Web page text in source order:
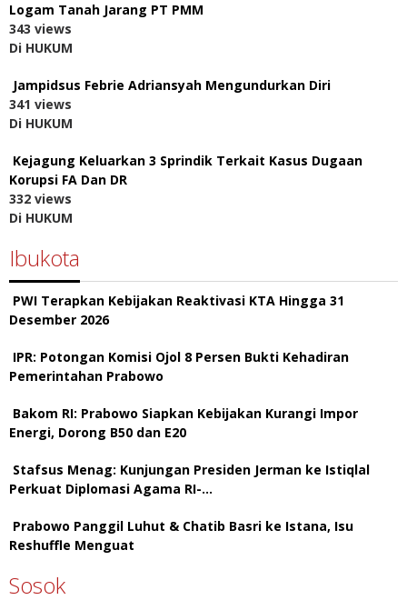
Logam Tanah Jarang PT PMM
343 views
Di HUKUM
Jampidsus Febrie Adriansyah Mengundurkan Diri
341 views
Di HUKUM
Kejagung Keluarkan 3 Sprindik Terkait Kasus Dugaan
Korupsi FA Dan DR
332 views
Di HUKUM
Ibukota
PWI Terapkan Kebijakan Reaktivasi KTA Hingga 31
Desember 2026
IPR: Potongan Komisi Ojol 8 Persen Bukti Kehadiran
Pemerintahan Prabowo
Bakom RI: Prabowo Siapkan Kebijakan Kurangi Impor
Energi, Dorong B50 dan E20
Stafsus Menag: Kunjungan Presiden Jerman ke Istiqlal
Perkuat Diplomasi Agama RI-…
Prabowo Panggil Luhut & Chatib Basri ke Istana, Isu
Reshuffle Menguat
Sosok